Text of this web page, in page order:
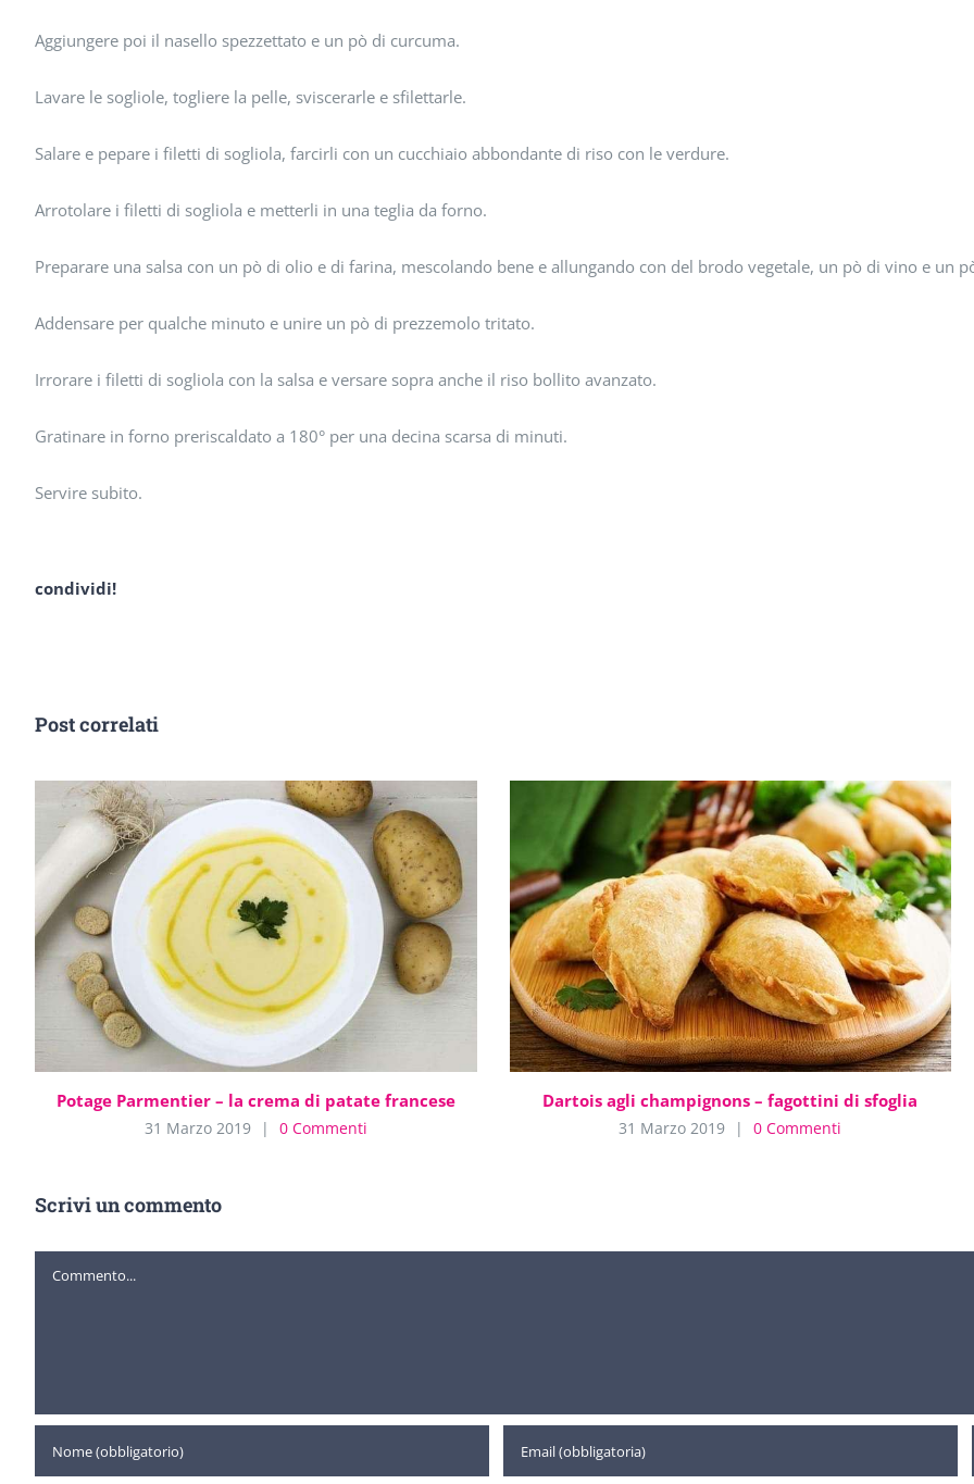
Aggiungere poi il nasello spezzettato e un pò di curcuma.
Lavare le sogliole, togliere la pelle, sviscerarle e sfilettarle.
Salare e pepare i filetti di sogliola, farcirli con un cucchiaio abbondante di riso con le verdure.
Arrotolare i filetti di sogliola e metterli in una teglia da forno.
Preparare una salsa con un pò di olio e di farina, mescolando bene e allungando con del brodo vegetale, un pò di vino e un
Addensare per qualche minuto e unire un pò di prezzemolo tritato.
Irrorare i filetti di sogliola con la salsa e versare sopra anche il riso bollito avanzato.
Gratinare in forno preriscaldato a 180° per una decina scarsa di minuti.
Servire subito.
condividi!
Post correlati
Potage Parmentier – la crema di patate francese
31 Marzo 2019 | 0 Commenti
Dartois agli champignons – fagottini di sfoglia
31 Marzo 2019 | 0 Commenti
Scrivi un commento
Commento